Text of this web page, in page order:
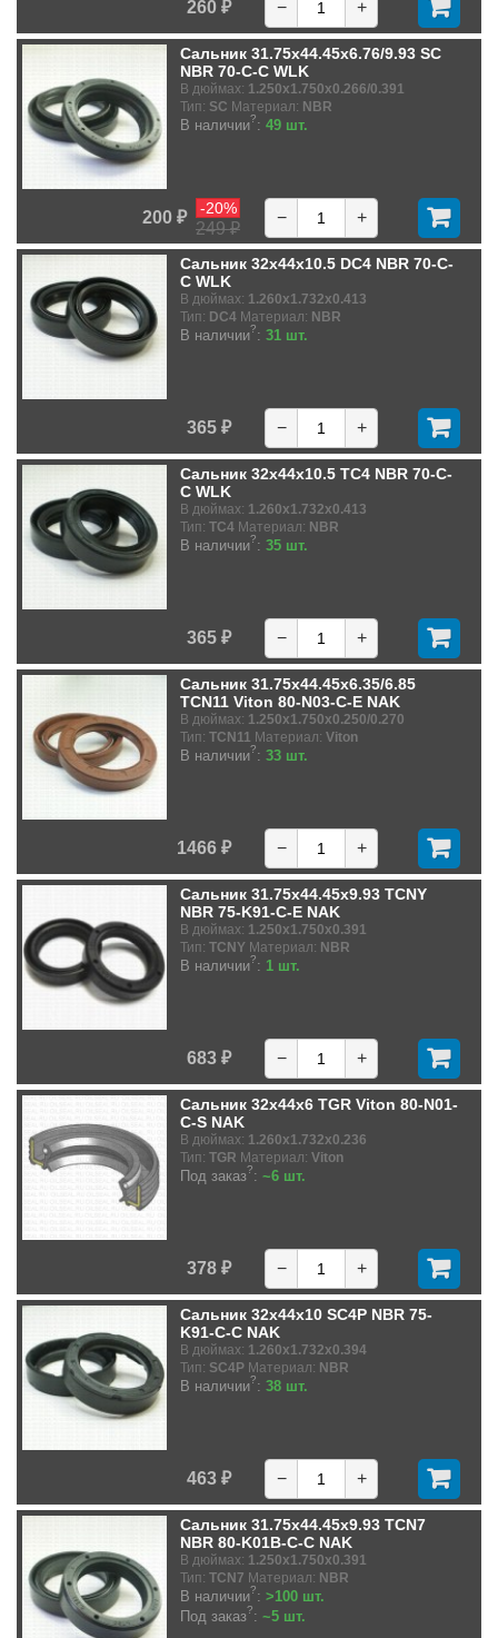
260 ₽ − +
Сальник 31.75x44.45x6.76/9.93 SC
NBR 70-C-C WLK
В дюймах: 1.250x1.750x0.266/0.391
Тип: SC Материал: NBR
В наличии?: 49 шт.
200 ₽
249 ₽
-20% − +
Сальник 32x44x10.5 DC4 NBR 70-C-
C WLK
В дюймах: 1.260x1.732x0.413
Тип: DC4 Материал: NBR
В наличии?: 31 шт.
365 ₽ − +
Сальник 32x44x10.5 TC4 NBR 70-C-
C WLK
В дюймах: 1.260x1.732x0.413
Тип: TC4 Материал: NBR
В наличии?: 35 шт.
365 ₽ − +
Сальник 31.75x44.45x6.35/6.85
TCN11 Viton 80-N03-C-E NAK
В дюймах: 1.250x1.750x0.250/0.270
Тип: TCN11 Материал: Viton
В наличии?: 33 шт.
1466 ₽ − +
Сальник 31.75x44.45x9.93 TCNY
NBR 75-K91-C-E NAK
В дюймах: 1.250x1.750x0.391
Тип: TCNY Материал: NBR
В наличии?: 1 шт.
683 ₽ − +
Сальник 32x44x6 TGR Viton 80-N01-
C-S NAK
В дюймах: 1.260x1.732x0.236
Тип: TGR Материал: Viton
Под заказ?: ~6 шт.
378 ₽ − +
Сальник 32x44x10 SC4P NBR 75-
K91-C-C NAK
В дюймах: 1.260x1.732x0.394
Тип: SC4P Материал: NBR
В наличии?: 38 шт.
463 ₽ − +
Сальник 31.75x44.45x9.93 TCN7
NBR 80-K01B-C-C NAK
В дюймах: 1.250x1.750x0.391
Тип: TCN7 Материал: NBR
В наличии?: >100 шт.
Под заказ?: ~5 шт.